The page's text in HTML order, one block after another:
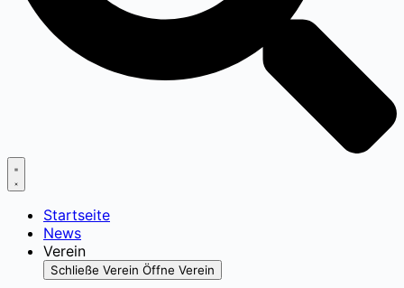
Startseite
News
Verein
Schließe Verein Öffne Verein